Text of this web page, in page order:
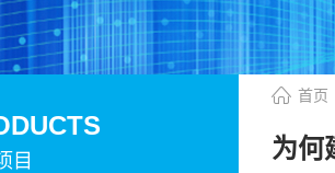
目
首页
为何